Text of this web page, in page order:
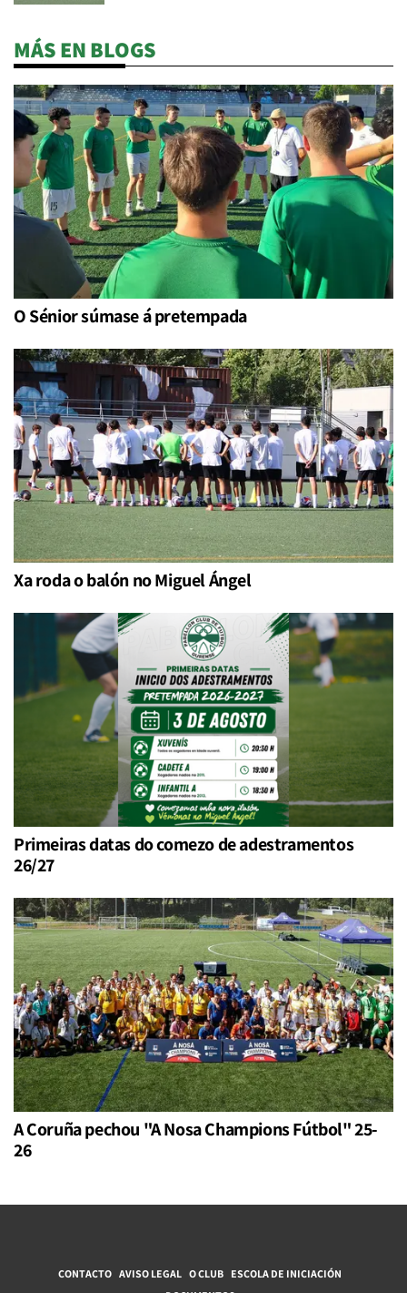
MÁS EN BLOGS
O Sénior súmase á pretempada
Xa roda o balón no Miguel Ángel
Primeiras datas do comezo de adestramentos
26/27
A Coruña pechou "A Nosa Champions Fútbol" 25-
26
CONTACTO AVISO LEGAL O CLUB ESCOLA DE INICIACIÓN